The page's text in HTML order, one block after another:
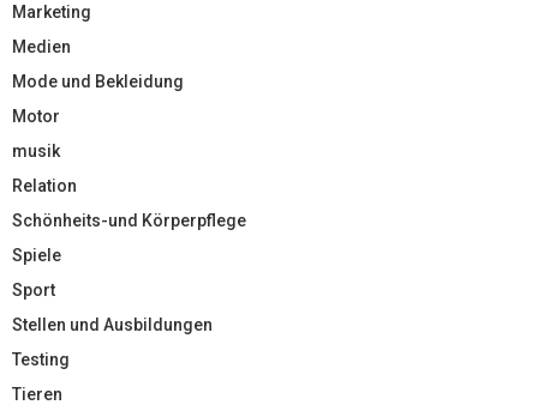
Marketing
Medien
Mode und Bekleidung
Motor
musik
Relation
Schönheits-und Körperpflege
Spiele
Sport
Stellen und Ausbildungen
Testing
Tieren